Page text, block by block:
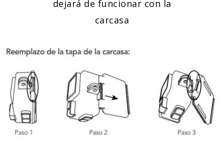
dejará de funcionar con la
carcasa